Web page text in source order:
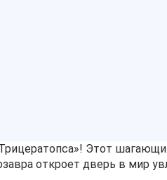
Этот
откроет дверь в мир